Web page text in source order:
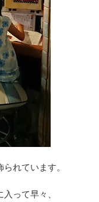
れています。
って早々、